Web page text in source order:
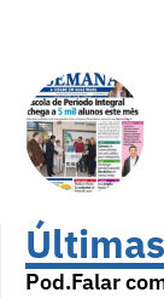
Últimas
Pod.Falar